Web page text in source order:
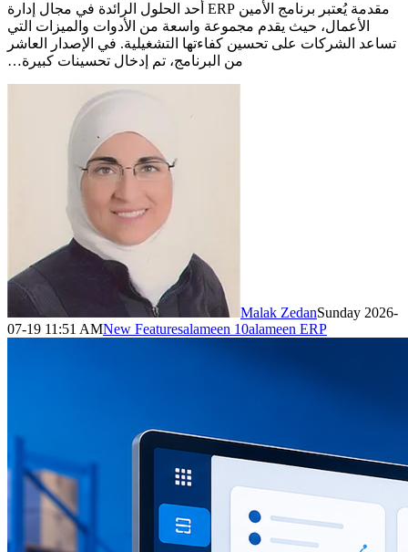
مقدمة يُعتبر برنامج الأمين ERP أحد الحلول الرائدة في مجال إدارة
الأعمال، حيث يقدم مجموعة واسعة من الأدوات والميزات التي
تساعد الشركات على تحسين كفاءتها التشغيلية. في الإصدار العاشر
من البرنامج، تم إدخال تحسينات كبيرة…
Malak ZedanSunday 2026-
07-19 11:51 AMNew Featuresalameen 10alameen ERP